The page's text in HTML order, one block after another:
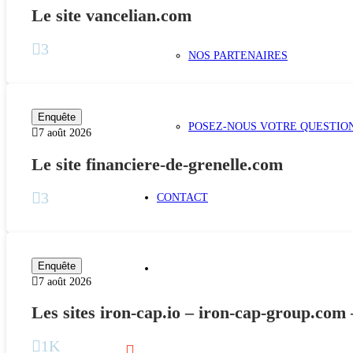
NOS PARTENAIRES
POSEZ-NOUS VOTRE
CONTACT
Le site vancelian.com
3
Enquête
7 août 2026
Le site financiere-de-grenelle.com
3
Enquête
7 août 2026
Les sites iron-cap.io – iron-cap-
1K